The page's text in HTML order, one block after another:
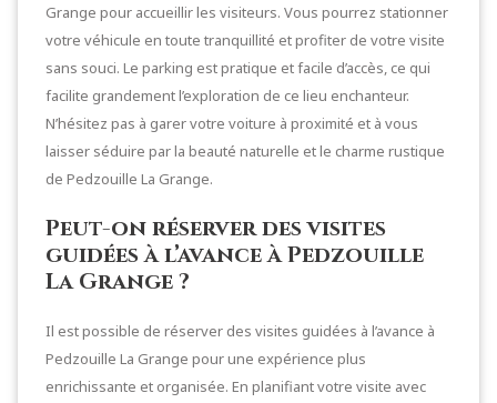
Grange pour accueillir les visiteurs. Vous pourrez stationner
votre véhicule en toute tranquillité et profiter de votre visite
sans souci. Le parking est pratique et facile d’accès, ce qui
facilite grandement l’exploration de ce lieu enchanteur.
N’hésitez pas à garer votre voiture à proximité et à vous
laisser séduire par la beauté naturelle et le charme rustique
de Pedzouille La Grange.
Peut-on réserver des visites
guidées à l’avance à Pedzouille
La Grange ?
Il est possible de réserver des visites guidées à l’avance à
Pedzouille La Grange pour une expérience plus
enrichissante et organisée. En planifiant votre visite avec